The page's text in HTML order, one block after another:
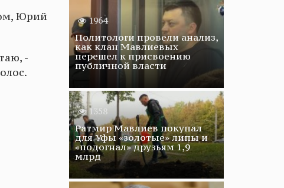
Юрий
-
1964
Политологи провели анализ,
как клан Мавлиевых
перешел к присвоению
публичной власти
1358
Ратмир Мавлиев покупал
для Уфы «золотые» липы и
«подогнал» друзьям 1,9
млрд